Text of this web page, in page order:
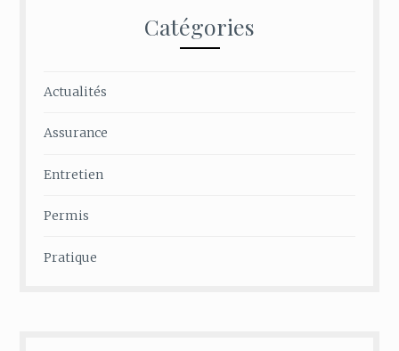
Catégories
Actualités
Assurance
Entretien
Permis
Pratique